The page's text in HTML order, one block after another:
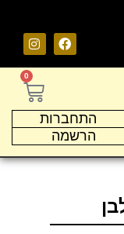
התחברות
הרשמה
0